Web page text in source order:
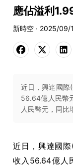
應佔溢利
新時空 · 2025/09/
近日，興達國際
56.64億人民幣
人民幣元，同比
近日，興達國
收入56.64億人